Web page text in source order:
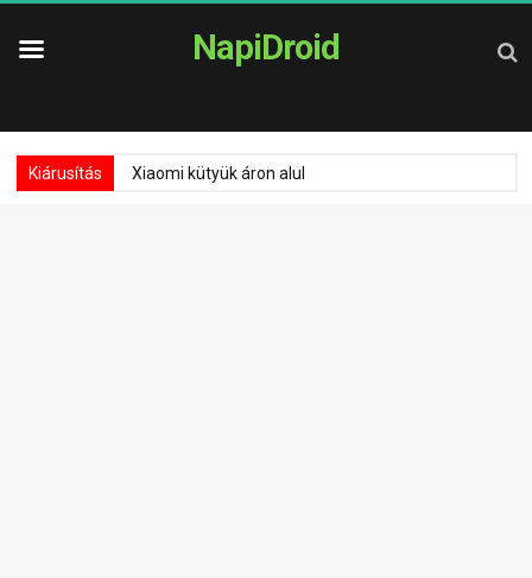
NapiDroid
Kiárusítás Xiaomi kütyük áron alul